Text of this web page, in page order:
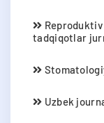
tadqiqotlar
Uzbek